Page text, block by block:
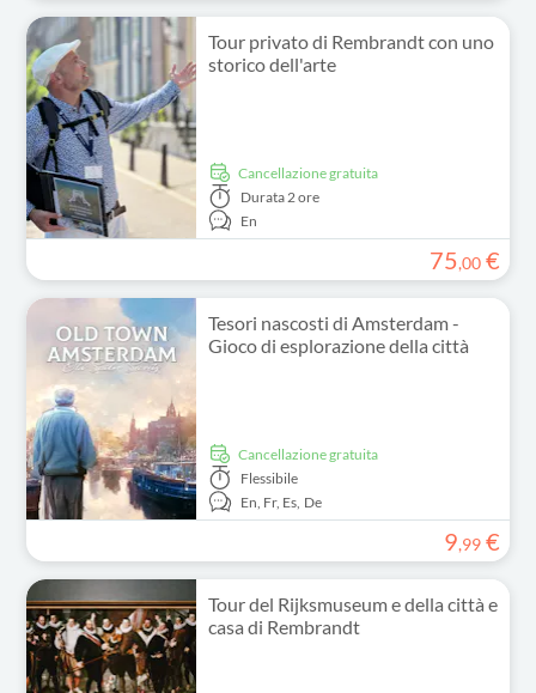
Tour privato di Rembrandt con uno
storico dell'arte
Cancellazione gratuita
Durata 2 ore
En
75,00 €
Tesori nascosti di Amsterdam -
Gioco di esplorazione della città
Cancellazione gratuita
Flessibile
En, Fr, Es, De
9,99 €
Tour del Rijksmuseum e della città e
casa di Rembrandt